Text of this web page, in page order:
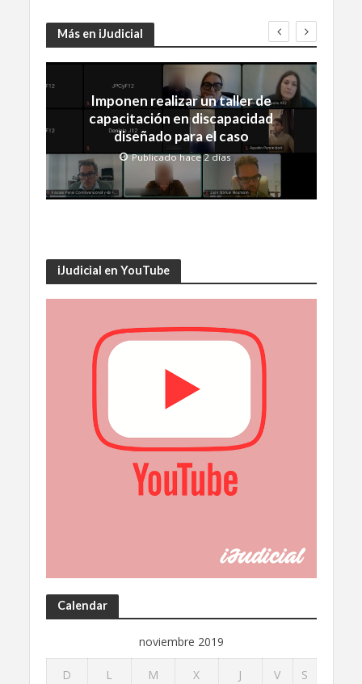
Más en iJudicial
Imponen realizar un taller de
capacitación en discapacidad
diseñado para el caso
Publicado hace 2 días
iJudicial en YouTube
Calendar
noviembre 2019
D L M X J V S